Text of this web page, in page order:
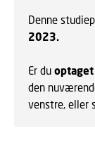
Denne
2023.
Er du
den
venstre, eller